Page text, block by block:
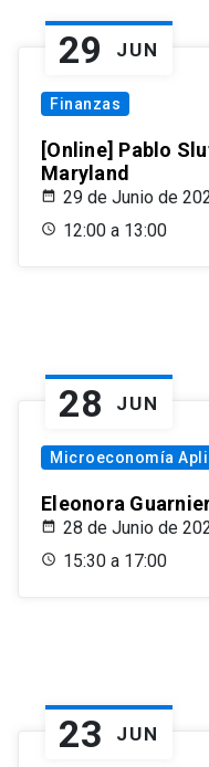
29 JUN
Finanzas
[Online] Pablo
Maryland
29 de Junio de
12:00 a 13:00
28 JUN
Microeconomía
Eleonora
28 de Junio de
15:30 a 17:00
23 JUN